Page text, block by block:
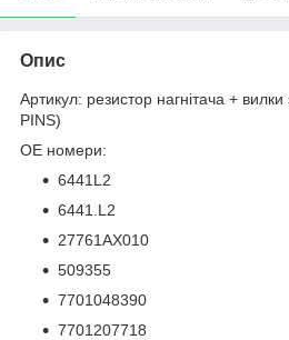
Опис
Артикул: резистор нагнітача +
PINS)
OE номери:
6441L2
6441.L2
27761AX010
509355
7701048390
7701207718